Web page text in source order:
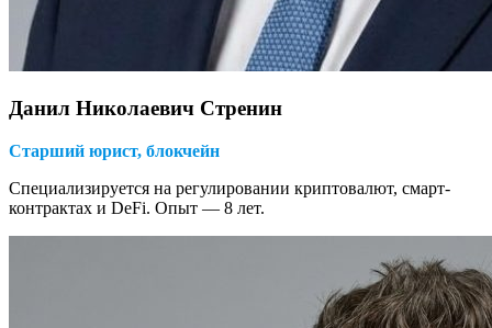
Данил Николаевич Стренин
Старший юрист, блокчейн
Специализируется на регулировании криптовалют, смарт-
контрактах и DeFi. Опыт — 8 лет.